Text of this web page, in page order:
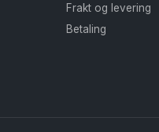
Frakt og levering
Betaling